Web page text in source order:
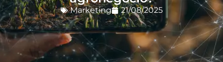
Marketing 21/08/2025